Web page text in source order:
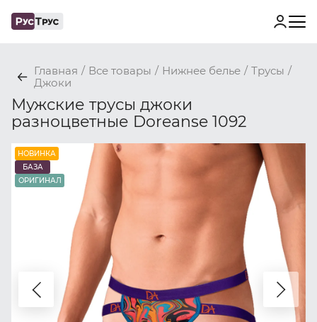
Главная / Все товары / Нижнее белье / Трусы /
Джоки
Мужские трусы джоки
разноцветные Doreanse 1092
НОВИНКА
БАЗА
ОРИГИНАЛ